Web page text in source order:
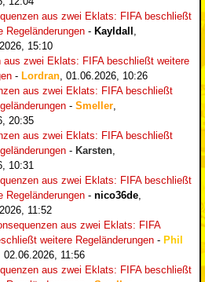
aus zwei Eklats: FIFA beschließt
Regeländerungen - Kayldall ,
15:10
aus zwei Eklats: FIFA beschließt weitere
- Lordran, 01.06.2026, 10:26
aus zwei Eklats: FIFA beschließt
- Smeller,
20:35
aus zwei Eklats: FIFA beschließt
- Karsten,
10:31
aus zwei Eklats: FIFA beschließt
Regeländerungen - nico36de,
11:52
aus zwei Eklats: FIFA
weitere Regeländerungen - Phil
02.06.2026, 11:56
aus zwei Eklats: FIFA beschließt